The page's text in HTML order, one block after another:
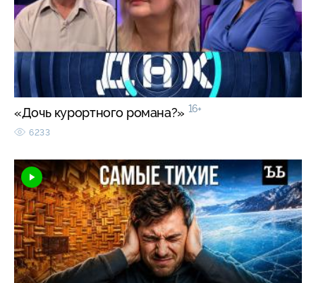
«Дочь курортного романа?» 16+
6233